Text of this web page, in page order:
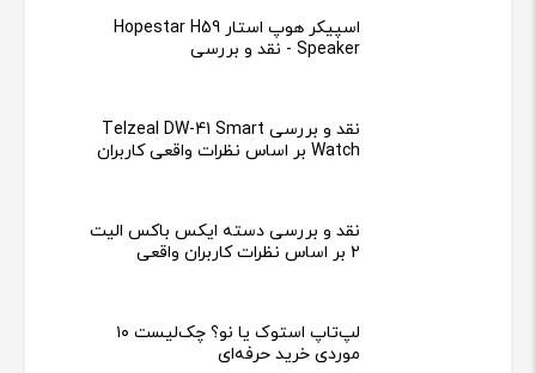
اسپیکر هوپ استار Hopestar H59
Speaker - نقد و بررسی
نقد و بررسی Telzeal DW-41 Smart
Watch بر اساس نظرات واقعی کاربران
نقد و بررسی دسته ایکس باکس الیت
2 بر اساس نظرات کاربران واقعی
لپ‌تاپ استوک یا نو؟ چک‌لیست ۱۰
موردی خرید حرفه‌ای